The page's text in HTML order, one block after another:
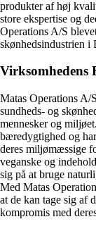
produkter af høj
store ekspertise og
Operations A/S
skønhedsindustrien i
Virksomhedens
Matas Operations
sundheds- og
mennesker og
bæredygtighed og
deres miljømæssige
veganske og
sig på at bruge
Med Matas
at de kan tage sig af
kompromis med